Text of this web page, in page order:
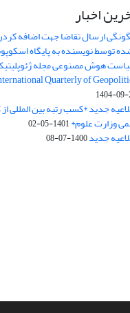
اخبار
ارسال تقاضا جهت اضافه
توسط نویسنده به پایگاه
هوش مصنوعی مجله
Quarterly of
1404-
جدید *کسب رتبه بین المللی
وزارت علوم*1401-05-02
جدید1400-07-08
سازی ازسیناوب